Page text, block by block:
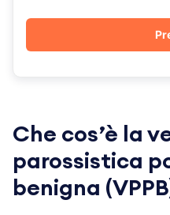
Che cos’è la
parossistica
benigna